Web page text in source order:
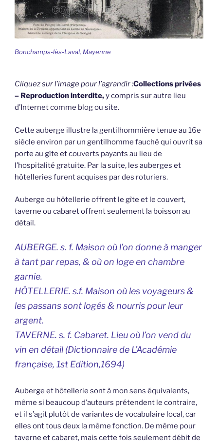
Bonchamps-lès-Laval, Mayenne
Cliquez sur l’image pour l’agrandir :Collections privées
– Reproduction interdite,y compris sur autre lieu
d’Internet comme blog ou site.
Cette auberge illustre la gentilhommière tenue au 16e
siècle environ par un gentilhomme fauché qui ouvrit sa
porte au gîte et couverts payants au lieu de
l’hospitalité gratuite. Par la suite, les auberges et
hôtelleries furent acquises par des roturiers.
Auberge ou hôtellerie offrent le gîte et le couvert,
taverne ou cabaret offrent seulement la boisson au
détail.
AUBERGE. s. f. Maison où l’on donne à manger
à tant par repas, & où on loge en chambre
garnie.
HÔTELLERIE. s.f. Maison où les voyageurs &
les passans sont logés & nourris pour leur
argent.
TAVERNE. s. f. Cabaret. Lieu où l’on vend du
vin en détail (Dictionnaire de L’Académie
française, 1st Edition,1694)
Auberge et hôtellerie sont à mon sens équivalents,
même si beaucoup d’auteurs prétendent le contraire,
et il s’agit plutôt de variantes de vocabulaire local, car
elles ont tous deux la même fonction. De même pour
taverne et cabaret, mais cette fois seulement débit de